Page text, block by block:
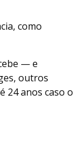
como
— e
outros
24 anos caso o